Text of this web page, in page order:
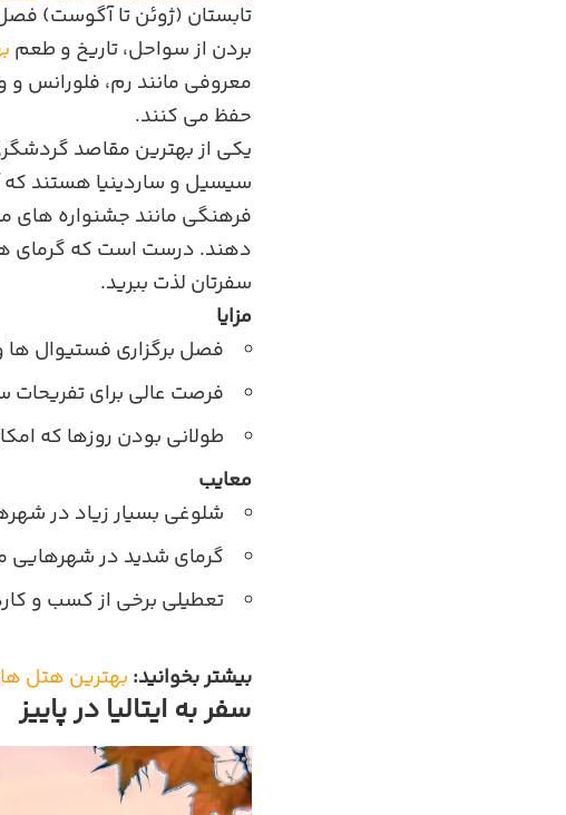
تابستان (ژوئن تا آگوست)
بردن از سواحل، تاریخ و طعم
معروفی مانند رم، فلورانس و
حفظ می‌ کنند.
یکی از بهترین مقاصد گردشگری
سیسیل و ساردینیا هستند
فرهنگی مانند جشنواره‌ های
دهند. درست است که گرمای
سفرتان لذت ببرید.
مزایا
فصل برگزاری فستیوال‌ ها
فرصت عالی برای تفریحات
طولانی بودن روزها که
معایب
شلوغی بسیار زیاد در
گرمای شدید در شهرهایی
تعطیلی برخی از کسب‌ و
بیشتر بخوانید: بهترین هتل های ایتالیا: ۹ اقامتگاه
سفر به ایتالیا در پاییز